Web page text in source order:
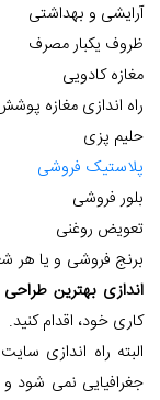
آرایشی و بهداشتی
ظروف یکبار مصرف
مغازه کادویی
راه اندازی مغازه
حلیم پزی
پلاستیک فروشی
بلور فروشی
تعویض روغنی
برنج فروشی و یا هر
اندازی بهترین
کاری خود، اقدام کنید.
البته راه اندازی
جغرافیایی نمی شود